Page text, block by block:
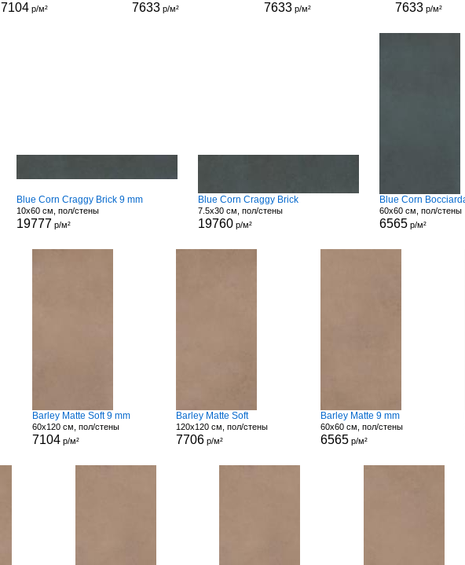
7104р/м² 7633 р/м² 7633р/м² 7633 р/м²
Blue Corn Craggy Brick 9 mm
10x60 см, пол/стены
19777 р/м²
Blue Corn Craggy Brick
7.5x30 см, пол/стены
19760р/м²
Blue Corn
60x60 см, пол/стены
6565р/м²
Barley Matte Soft 9 mm
60x120 см, пол/стены
7104р/м²
Barley Matte Soft
120x120 см, пол/стены
7706 р/м²
Barley Matte 9 mm
60x60 см, пол/стены
6565 р/м²